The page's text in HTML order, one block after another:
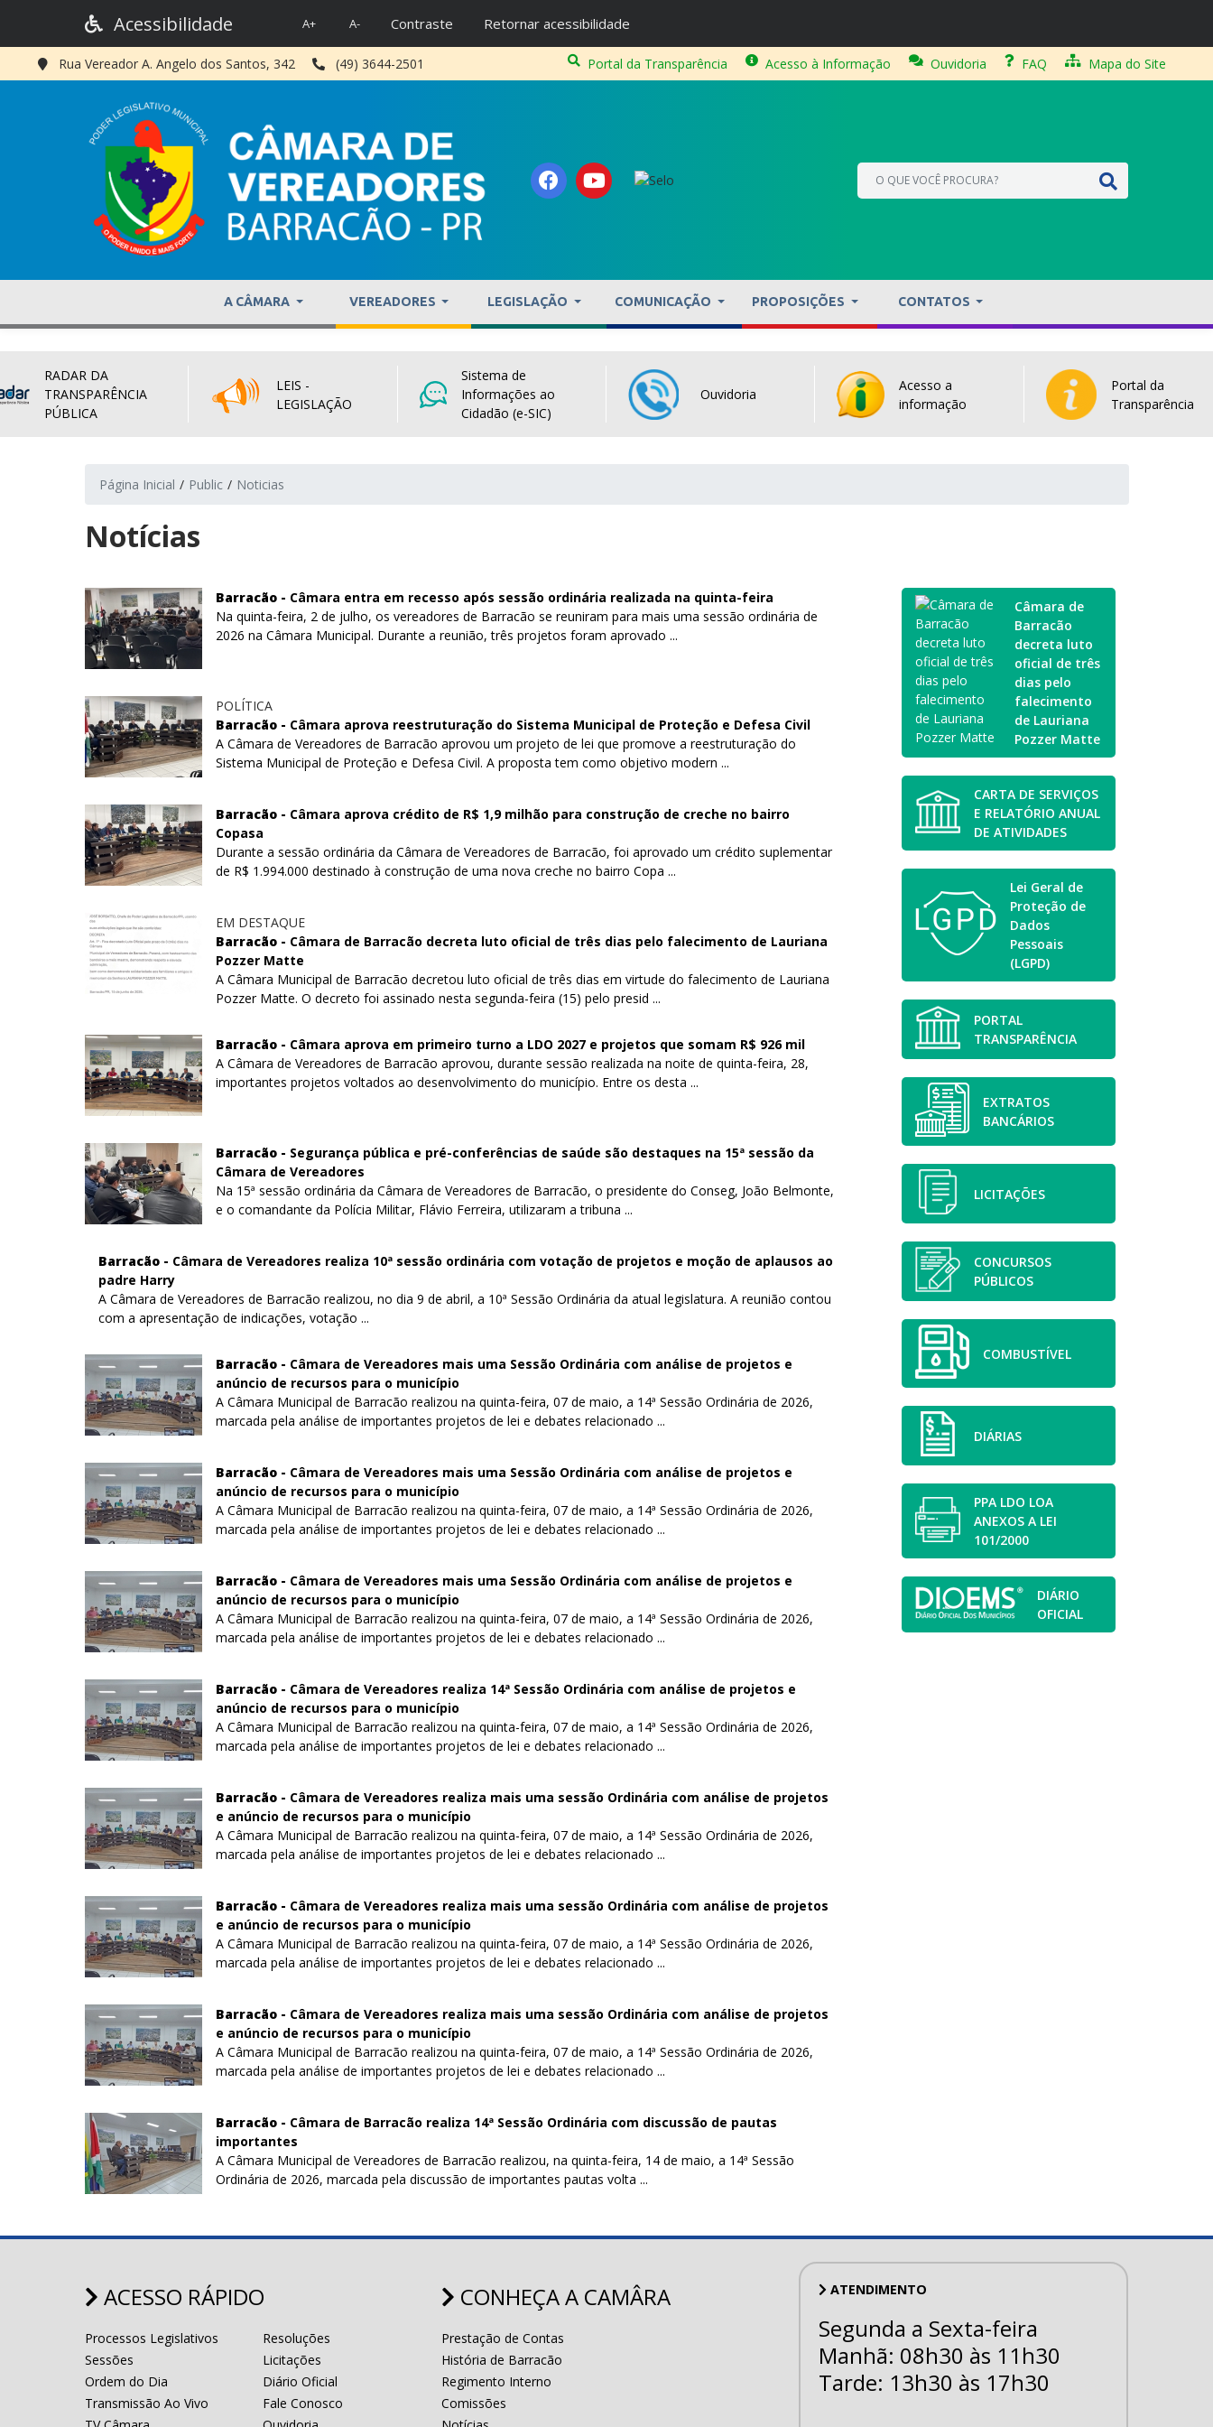
Acessibilidade A+ A- Contraste Retornar acessibilidade
Rua Vereador A. Angelo dos Santos, 342 (49) 3644-2501 Portal da Transparência Acesso à Informação Ouvidoria FAQ Mapa do Site
A CÂMARA VEREADORES LEGISLAÇÃO COMUNICAÇÃO PROPOSIÇÕES CONTATOS
RADAR DA
TRANSPARÊNCIA
PÚBLICA
LEIS -
LEGISLAÇÃO
Sistema de
Informações ao
Cidadão (e-SIC)
Ouvidoria
Acesso a
informação
Portal da
Transparência
Página Inicial Public Noticias
Notícias
Barracão - Câmara entra em recesso após sessão ordinária realizada na quinta-feira
Na quinta-feira, 2 de julho, os vereadores de Barracão se reuniram para mais uma sessão ordinária de
2026 na Câmara Municipal. Durante a reunião, três projetos foram aprovado ...
POLÍTICA
Barracão - Câmara aprova reestruturação do Sistema Municipal de Proteção e Defesa Civil
A Câmara de Vereadores de Barracão aprovou um projeto de lei que promove a reestruturação do
Sistema Municipal de Proteção e Defesa Civil. A proposta tem como objetivo modern ...
Barracão - Câmara aprova crédito de R$ 1,9 milhão para construção de creche no bairro
Copasa
Durante a sessão ordinária da Câmara de Vereadores de Barracão, foi aprovado um crédito suplementar
de R$ 1.994.000 destinado à construção de uma nova creche no bairro Copa ...
EM DESTAQUE
Barracão - Câmara de Barracão decreta luto oficial de três dias pelo falecimento de Lauriana
Pozzer Matte
A Câmara Municipal de Barracão decretou luto oficial de três dias em virtude do falecimento de Lauriana
Pozzer Matte. O decreto foi assinado nesta segunda-feira (15) pelo presid ...
Barracão - Câmara aprova em primeiro turno a LDO 2027 e projetos que somam R$ 926 mil
A Câmara de Vereadores de Barracão aprovou, durante sessão realizada na noite de quinta-feira, 28,
importantes projetos voltados ao desenvolvimento do município. Entre os desta ...
Barracão - Segurança pública e pré-conferências de saúde são destaques na 15ª sessão da
Câmara de Vereadores
Na 15ª sessão ordinária da Câmara de Vereadores de Barracão, o presidente do Conseg, João Belmonte,
e o comandante da Polícia Militar, Flávio Ferreira, utilizaram a tribuna ...
Barracão - Câmara de Vereadores realiza 10ª sessão ordinária com votação de projetos e moção de aplausos ao
padre Harry
A Câmara de Vereadores de Barracão realizou, no dia 9 de abril, a 10ª Sessão Ordinária da atual legislatura. A reunião contou
com a apresentação de indicações, votação ...
Barracão - Câmara de Vereadores mais uma Sessão Ordinária com análise de projetos e
anúncio de recursos para o município
A Câmara Municipal de Barracão realizou na quinta-feira, 07 de maio, a 14ª Sessão Ordinária de 2026,
marcada pela análise de importantes projetos de lei e debates relacionado ...
Barracão - Câmara de Vereadores mais uma Sessão Ordinária com análise de projetos e
anúncio de recursos para o município
A Câmara Municipal de Barracão realizou na quinta-feira, 07 de maio, a 14ª Sessão Ordinária de 2026,
marcada pela análise de importantes projetos de lei e debates relacionado ...
Barracão - Câmara de Vereadores mais uma Sessão Ordinária com análise de projetos e
anúncio de recursos para o município
A Câmara Municipal de Barracão realizou na quinta-feira, 07 de maio, a 14ª Sessão Ordinária de 2026,
marcada pela análise de importantes projetos de lei e debates relacionado ...
Barracão - Câmara de Vereadores realiza 14ª Sessão Ordinária com análise de projetos e
anúncio de recursos para o município
A Câmara Municipal de Barracão realizou na quinta-feira, 07 de maio, a 14ª Sessão Ordinária de 2026,
marcada pela análise de importantes projetos de lei e debates relacionado ...
Barracão - Câmara de Vereadores realiza mais uma sessão Ordinária com análise de projetos
e anúncio de recursos para o município
A Câmara Municipal de Barracão realizou na quinta-feira, 07 de maio, a 14ª Sessão Ordinária de 2026,
marcada pela análise de importantes projetos de lei e debates relacionado ...
Barracão - Câmara de Vereadores realiza mais uma sessão Ordinária com análise de projetos
e anúncio de recursos para o município
A Câmara Municipal de Barracão realizou na quinta-feira, 07 de maio, a 14ª Sessão Ordinária de 2026,
marcada pela análise de importantes projetos de lei e debates relacionado ...
Barracão - Câmara de Vereadores realiza mais uma sessão Ordinária com análise de projetos
e anúncio de recursos para o município
A Câmara Municipal de Barracão realizou na quinta-feira, 07 de maio, a 14ª Sessão Ordinária de 2026,
marcada pela análise de importantes projetos de lei e debates relacionado ...
Barracão - Câmara de Barracão realiza 14ª Sessão Ordinária com discussão de pautas
importantes
A Câmara Municipal de Vereadores de Barracão realizou, na quinta-feira, 14 de maio, a 14ª Sessão
Ordinária de 2026, marcada pela discussão de importantes pautas volta ...
Câmara de
Barracão
decreta luto
oficial de três
dias pelo
falecimento
de Lauriana
Pozzer Matte
CARTA DE SERVIÇOS
E RELATÓRIO ANUAL
DE ATIVIDADES
Lei Geral de
Proteção de
Dados
Pessoais
(LGPD)
PORTAL
TRANSPARÊNCIA
EXTRATOS
BANCÁRIOS
LICITAÇÕES
CONCURSOS
PÚBLICOS
COMBUSTÍVEL
DIÁRIAS
PPA LDO LOA
ANEXOS A LEI
101/2000
DIÁRIO
OFICIAL
ACESSO RÁPIDO
Processos Legislativos
Sessões
Ordem do Dia
Transmissão Ao Vivo
Resoluções
Licitações
Diário Oficial
Fale Conosco
CONHEÇA A CAMÂRA
Prestação de Contas
História de Barracão
Regimento Interno
Comissões
ATENDIMENTO
Segunda a Sexta-feira
Manhã: 08h30 às 11h30
Tarde: 13h30 às 17h30